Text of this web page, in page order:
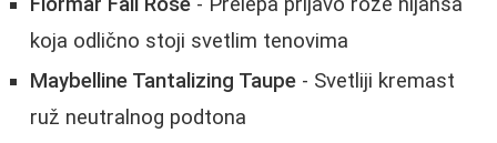
koja odlično stoji svetlim tenovima
Maybelline Tantalizing Taupe - Svetliji kremast
ruž neutralnog podtona